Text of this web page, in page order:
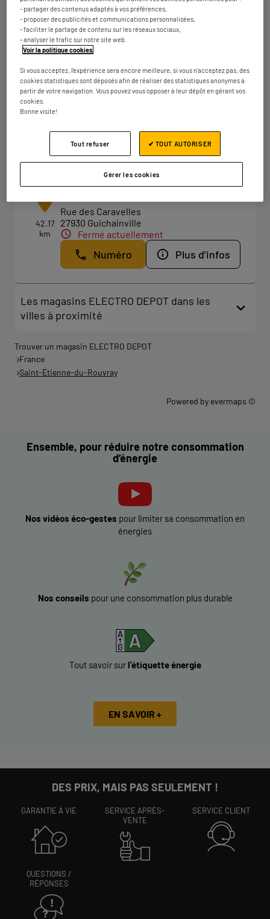
Fermé actuellement
Numéro Plus d'infos
2
18.33
ELECTRO DEPOT BARENTIN
Route de Malzaize
Numéro Plus d'infos
42.17
km
Rue des Caravelles
27930 Guichainville
Fermé actuellement
Numéro Plus d'infos
Les magasins ELECTRO DEPOT dans les
villes à proximité
Trouver un magasin ELECTRO DEPOT
France
Saint-Étienne-du-Rouvray
Powered by evermaps ©
Ensemble, pour réduire notre consommation
d’énergie
Nos vidéos éco-gestes pour limiter sa consommation en
énergies
Nos conseils pour une consommation plus durable
Tout savoir surl’étiquette énergie
EN SAVOIR +
DES PRIX, MAIS PAS SEULEMENT !
GARANTIE À VIE
SERVICE APRÈS-
VENTE
SERVICE CLIENT
QUESTIONS /
RÉPONSES
- partager des contenus adaptés à vos préférences,
- proposer des publicités et communications personnalisées,
- faciliter le partage de contenu sur les réseaux sociaux,
- analyser le trafic sur notre site web.
Voir la politique cookies
Si vous acceptez, l'expérience sera encore meilleure, si vous n'acceptez pas, des
cookies statistiques sont déposés afin de réaliser des statistiques anonymes à
partir de votre navigation. Vous pouvez vous opposer à leur dépôt en gérant vos
cookies.
Bonne visite!
Gérer les cookies
Tout refuser ✔ TOUT AUTORISER